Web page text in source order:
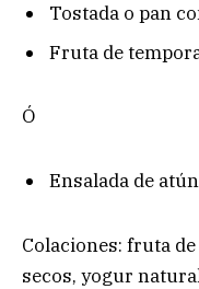
Tostada o pan
Fruta de
Ó
Ensalada de
Colaciones: fruta
secos, yogur